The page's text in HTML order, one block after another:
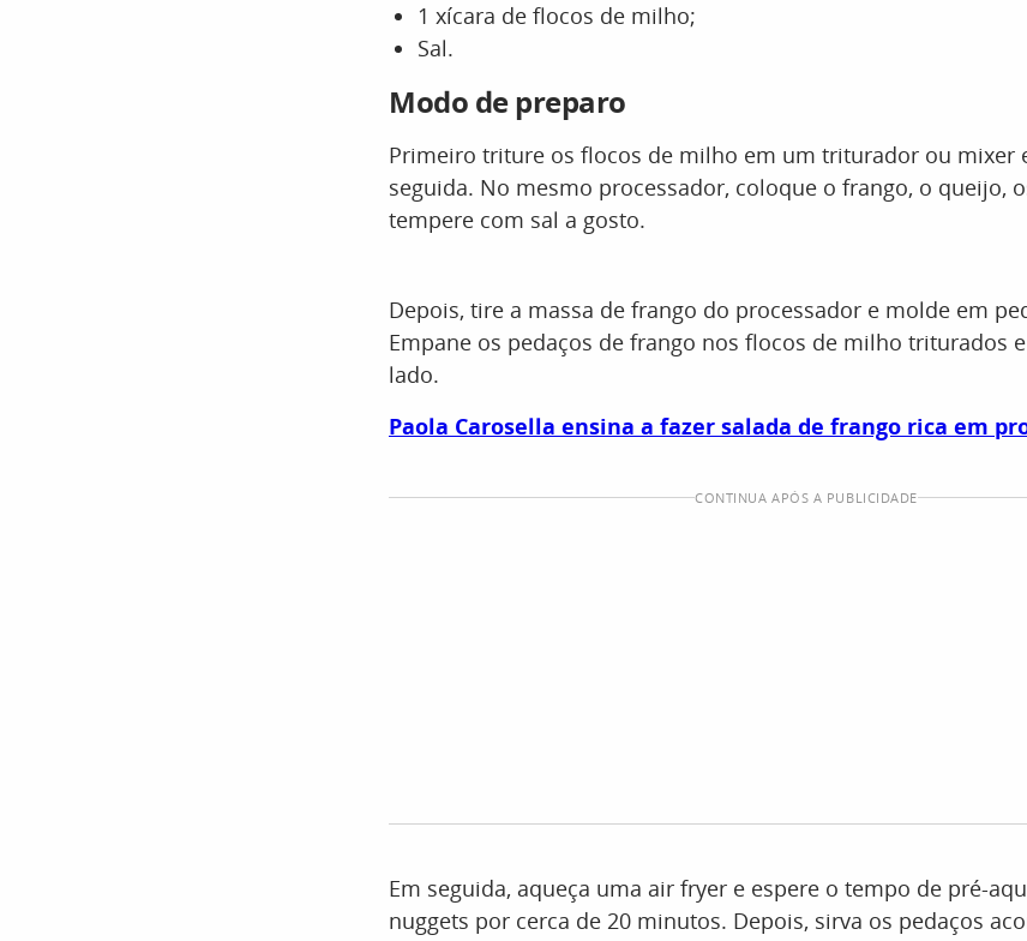
1 xícara de flocos de milho;
Sal.
Modo de preparo
Primeiro triture os flocos de milho em um triturador ou mixer
seguida. No mesmo processador, coloque o frango, o queijo,
tempere com sal a gosto.
Depois, tire a massa de frango do processador e molde em
Empane os pedaços de frango nos flocos de milho triturados
lado.
Paola Carosella ensina a fazer salada de frango rica em
CONTINUA APÓS A PUBLICIDADE
Em seguida, aqueça uma air fryer e espere o tempo de pré-
nuggets por cerca de 20 minutos. Depois, sirva os pedaços